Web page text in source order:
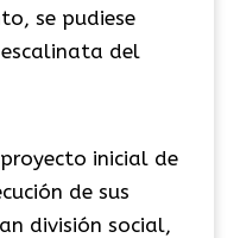
se pudiese
del
inicial de
de sus
división social,